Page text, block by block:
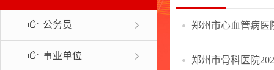
准考证打印
成绩查询
名单公示
教师系统
银行系统
社会招聘
公务员
事业单位 郑州市骨科医院